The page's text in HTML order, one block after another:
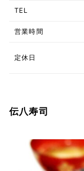
TEL
営業時間
定休日
伝八寿司